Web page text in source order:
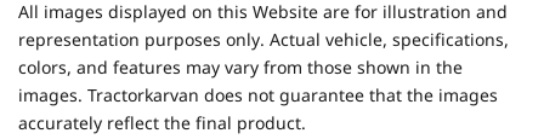
All images displayed on this Website are for illustration and
representation purposes only. Actual vehicle, specifications,
colors, and features may vary from those shown in the
images. Tractorkarvan does not guarantee that the images
accurately reflect the final product.